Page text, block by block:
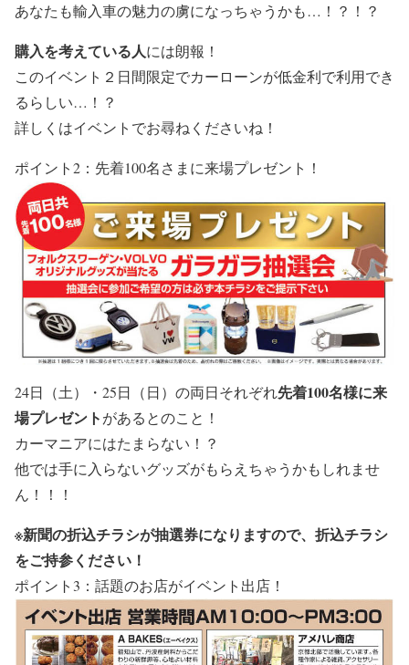
あなたも輸入車の魅力の虜になっちゃうかも…！？！？
購入を考えている人には朗報！
このイベント２日間限定でカーローンが低金利で利用でき
るらしい…！？
詳しくはイベントでお尋ねくださいね！
ポイント2：先着100名さまに来場プレゼント！
24日（土）・25日（日）の両日それぞれ先着100名様に来
場プレゼントがあるとのこと！
カーマニアにはたまらない！？
他では手に入らないグッズがもらえちゃうかもしれませ
ん！！！
※新聞の折込チラシが抽選券になりますので、折込チラシ
をご持参ください！
ポイント3：話題のお店がイベント出店！